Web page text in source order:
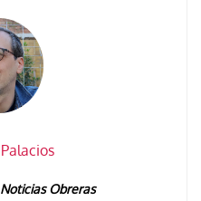
Noticias Obreras